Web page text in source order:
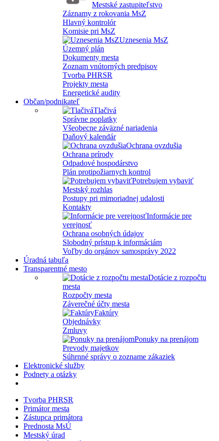
Mestské zastupiteľstvo
Záznamy z rokovania MsZ
Hlavný kontrolór
Komisie pri MsZ
Uznesenia MsZ
Územný plán
Dokumenty mesta
Zoznam vnútorných predpisov
Tvorba PHRSR
Projekty mesta
Energetické audity
Občan/podnikateľ
Tlačivá
Správne poplatky
Všeobecne záväzné nariadenia
Daňový kalendár
Ochrana ovzdušia
Ochrana prírody
Odpadové hospodárstvo
Plán protipožiarnych kontrol
Potrebujem vybaviť
Mestský rozhlas
Postupy pri mimoriadnej udalosti
Kontakty
Informácie pre
verejnosť
Ochrana osobných údajov
Slobodný prístup k informáciám
Voľby do orgánov samosprávy 2022
Úradná tabuľa
Transparentné mesto
Dotácie z rozpočtu
mesta
Rozpočty mesta
Záverečné účty mesta
Faktúry
Objednávky
Zmluvy
Ponuky na prenájom
Prevody majetkov
Súhrnné správy o zozname zákaziek
Elektronické služby
Podnety a otázky
Tvorba PHRSR
Primátor mesta
Zástupca primátora
Prednosta MsÚ
Mestský úrad